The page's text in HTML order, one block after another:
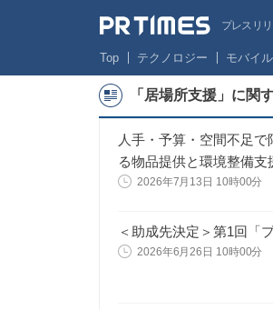
プレスリ
Top テクノロジー モバイル
「居場所支援」に関
人手・予算・空間不足
る物品提供と環境整備支
2026年7月13日 10時00分
＜助成先決定＞第1回「
2026年6月26日 10時00分